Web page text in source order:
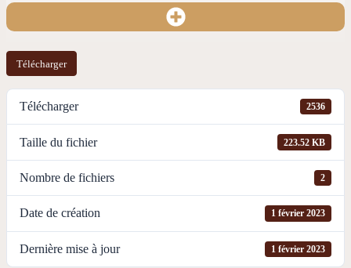
Télécharger
Télécharger 2536
Taille du fichier 223.52 KB
Nombre de fichiers 2
Date de création 1 février 2023
Dernière mise à jour 1 février 2023